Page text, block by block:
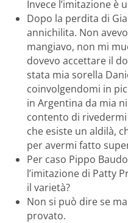
Invece l’imitazione è
Dopo la perdita di
annichilita. Non
mangiavo, non mi
dovevo accettare il
stata mia sorella
coinvolgendomi in
in Argentina da mia
contento di
che esiste un aldilà,
per avermi fatto
Per caso Pippo
l’imitazione di Patty
il varietà?
Non si può dire se
provato.